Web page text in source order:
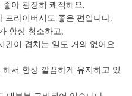
아 굉장히 쾌적해요.
프라이버시도 좋은 편입니다.
항상 청소하고,
간이 겹치는 일도 거의 없어요.
서 항상 깔끔하게 유지하고 있